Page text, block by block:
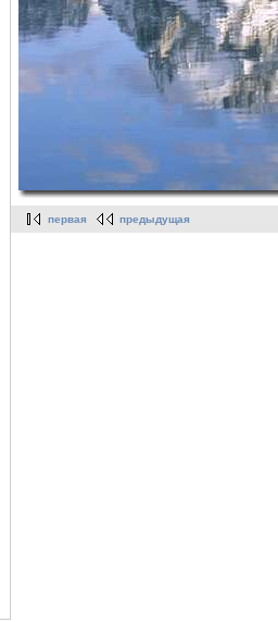
первая предыдущая